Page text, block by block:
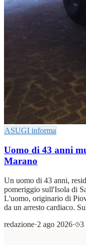
ASUGI informa
Uomo di 43 anni
Marano
Un uomo di 43 anni,
pomeriggio sull'Isola di
L'uomo, originario di
da un arresto cardiaco.
redazione·2 ago 2026· 3